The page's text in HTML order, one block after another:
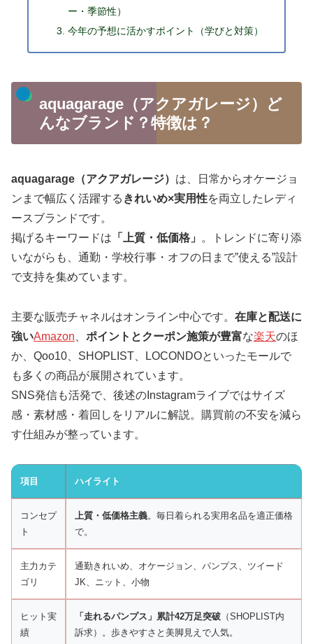
ー・季節性）
今年の予想に活かすポイント（学びと対策）
aquagarage（アクアガレージ）ど
んなブランド？特徴は？
aquagarage（アクアガレージ） は、日常からオケージョ
ンまで幅広く活躍する きれいめ×実用性を両立したレディ
ースブランドです。
掲げるキーワードは 「上質・低価格」
。トレンドに寄り添
いながらも、通勤・学校行事・オフの日まで”使える”設計
で支持を集めています。
主要な販売チャネルはオンライン中心です。 在庫と配送に
強いAmazon ポイントとクーポン施策が豊富な楽天のほ
か、Qoo10、SHOPLIST、LOCONDOといったモールで
も多くの商品が展開されています。
SNS発信も活発で、後述のInstagramライブではサイズ
感・素材感・着回しをリアルに解説。購買前の不安を減ら
す仕組みが整っています。
項目 ハイライト
コンセプ
ト
上質・低価格主義。毎日着られる実用名品を適正価格
で。
主力カテ
ゴリ
通勤きれいめ、オケージョン、パンプス、ツイード
JK、ニット、小物
ヒット実
績
「走れるパンプス」累計42万足突破 （SHOPLIST内
訴求）。歩きやすさと美脚見えで人気。